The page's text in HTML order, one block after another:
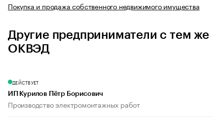
Покупка и продажа собственного недвижимого имущества
Другие предприниматели с тем же
ОКВЭД
ДЕЙСТВУЕТ
ИП Курилов Пётр Борисович
Производство электромонтажных работ